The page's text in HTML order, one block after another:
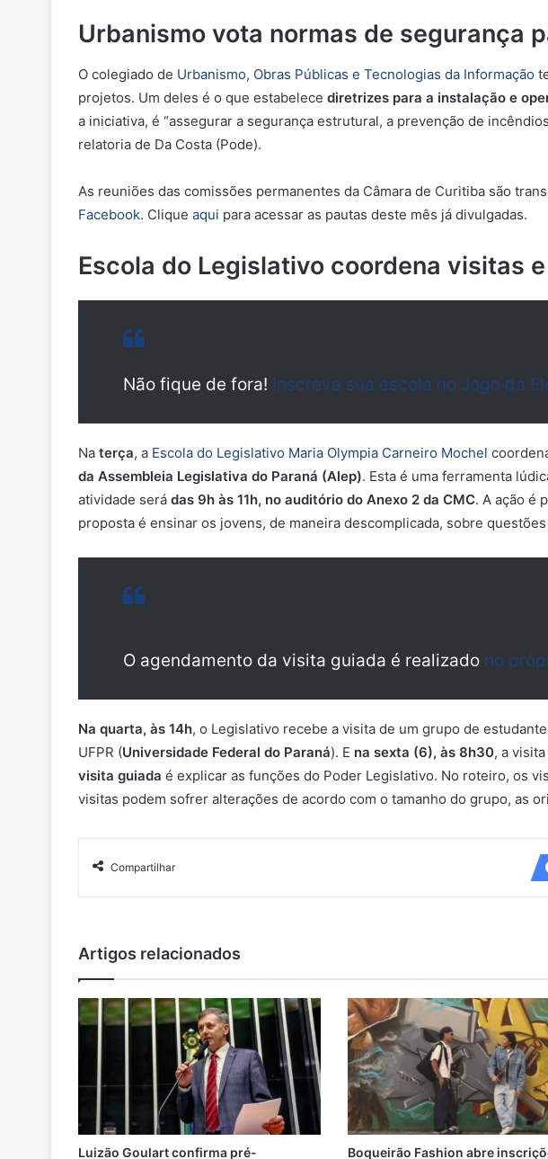
Urbanismo vota normas de segurança
O colegiado de Urbanismo, Obras Públicas e Tecnologias da Informação
projetos. Um deles é o que estabelece diretrizes para a instalação e
a iniciativa, é “assegurar a segurança estrutural, a prevenção de
relatoria de Da Costa (Pode).
As reuniões das comissões permanentes da Câmara de Curitiba são
Facebook. Clique aqui para acessar as pautas deste mês já divulgadas.
Escola do Legislativo coordena visitas
Não fique de fora! Inscreva sua escola no Jogo da
Na terça, a Escola do Legislativo Maria Olympia Carneiro Mochel
da Assembleia Legislativa do Paraná (Alep). Esta é uma ferramenta
atividade será das 9h às 11h, no auditório do Anexo 2 da CMC. A ação é
proposta é ensinar os jovens, de maneira descomplicada, sobre
O agendamento da visita guiada é realizado no
Na quarta, às 14h, o Legislativo recebe a visita de um grupo de
UFPR (Universidade Federal do Paraná). E na sexta (6), às 8h30, a
visita guiada é explicar as funções do Poder Legislativo. No roteiro, os
visitas podem sofrer alterações de acordo com o tamanho do grupo, as
Compartilhar
Artigos relacionados
Luizão Goulart confirma pré- Boqueirão Fashion abre